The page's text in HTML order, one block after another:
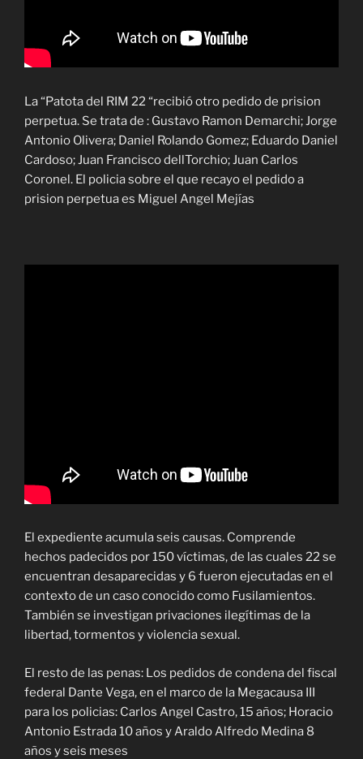
La “Patota del RIM 22 “recibió otro pedido de prision
perpetua. Se trata de : Gustavo Ramon Demarchi; Jorge
Antonio Olivera; Daniel Rolando Gomez; Eduardo Daniel
Cardoso; Juan Francisco dellTorchio; Juan Carlos
Coronel. El policia sobre el que recayo el pedido a
prision perpetua es Miguel Angel Mejías
El expediente acumula seis causas. Comprende
hechos padecidos por 150 víctimas, de las cuales 22 se
encuentran desaparecidas y 6 fueron ejecutadas en el
contexto de un caso conocido como Fusilamientos.
También se investigan privaciones ilegítimas de la
libertad, tormentos y violencia sexual.
El resto de las penas: Los pedidos de condena del fiscal
federal Dante Vega, en el marco de la Megacausa III
para los policias: Carlos Angel Castro, 15 años; Horacio
Antonio Estrada 10 años y Araldo Alfredo Medina 8
años y seis meses